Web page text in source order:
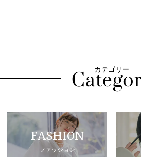
カテゴリー
FASHION
ファッション